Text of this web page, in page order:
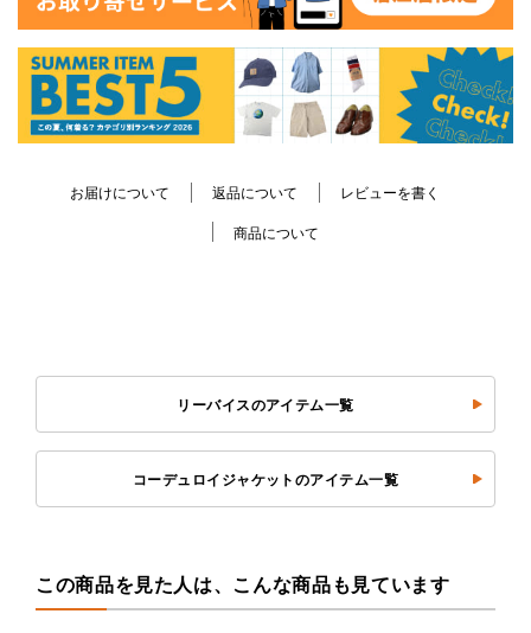
お届けについて 返品について レビューを書く
商品について
リーバイスのアイテム一覧
コーデュロイジャケットのアイテム一覧
この商品を見た人は、こんな商品も見ています